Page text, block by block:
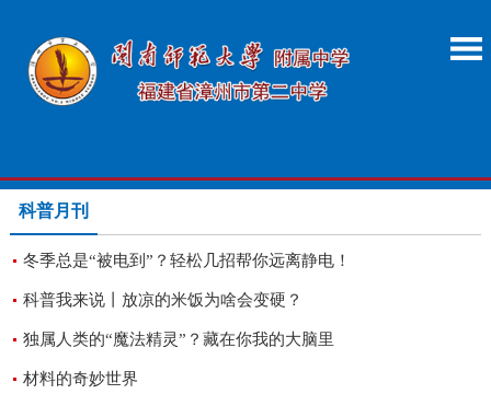
科普月刊
冬季总是“被电到”？轻松几招帮你远离静电！
科普我来说丨放凉的米饭为啥会变硬？
独属人类的“魔法精灵”？藏在你我的大脑里
材料的奇妙世界